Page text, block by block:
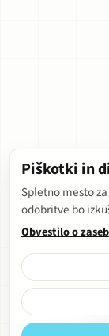
Piškotki in
Spletno mesto
odobritve bo
Obvestilo o